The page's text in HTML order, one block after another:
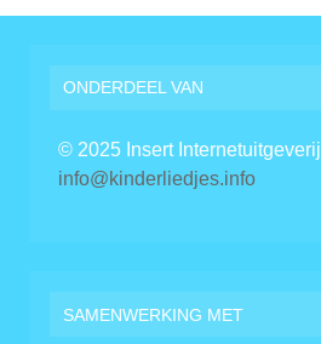
ONDERDEEL VAN
© 2025 Insert Internetuitgeverij
info@kinderliedjes.info
SAMENWERKING MET